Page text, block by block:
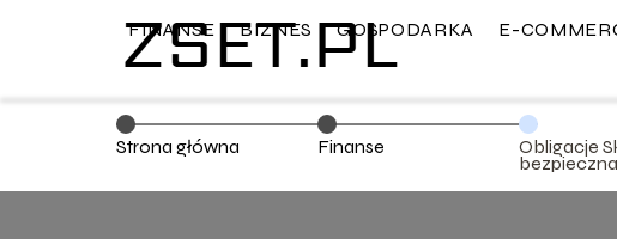
FINANSE BIZNES GOSPODARKA E-
Strona główna Finanse Obligacje
stabilnych